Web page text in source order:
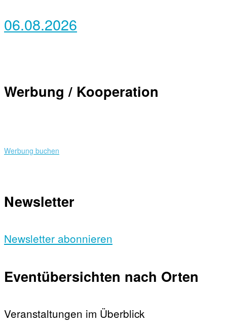
06.08.2026
Werbung / Kooperation
Werbung buchen
Newsletter
Newsletter abonnieren
Eventübersichten nach Orten
Veranstaltungen im Überblick